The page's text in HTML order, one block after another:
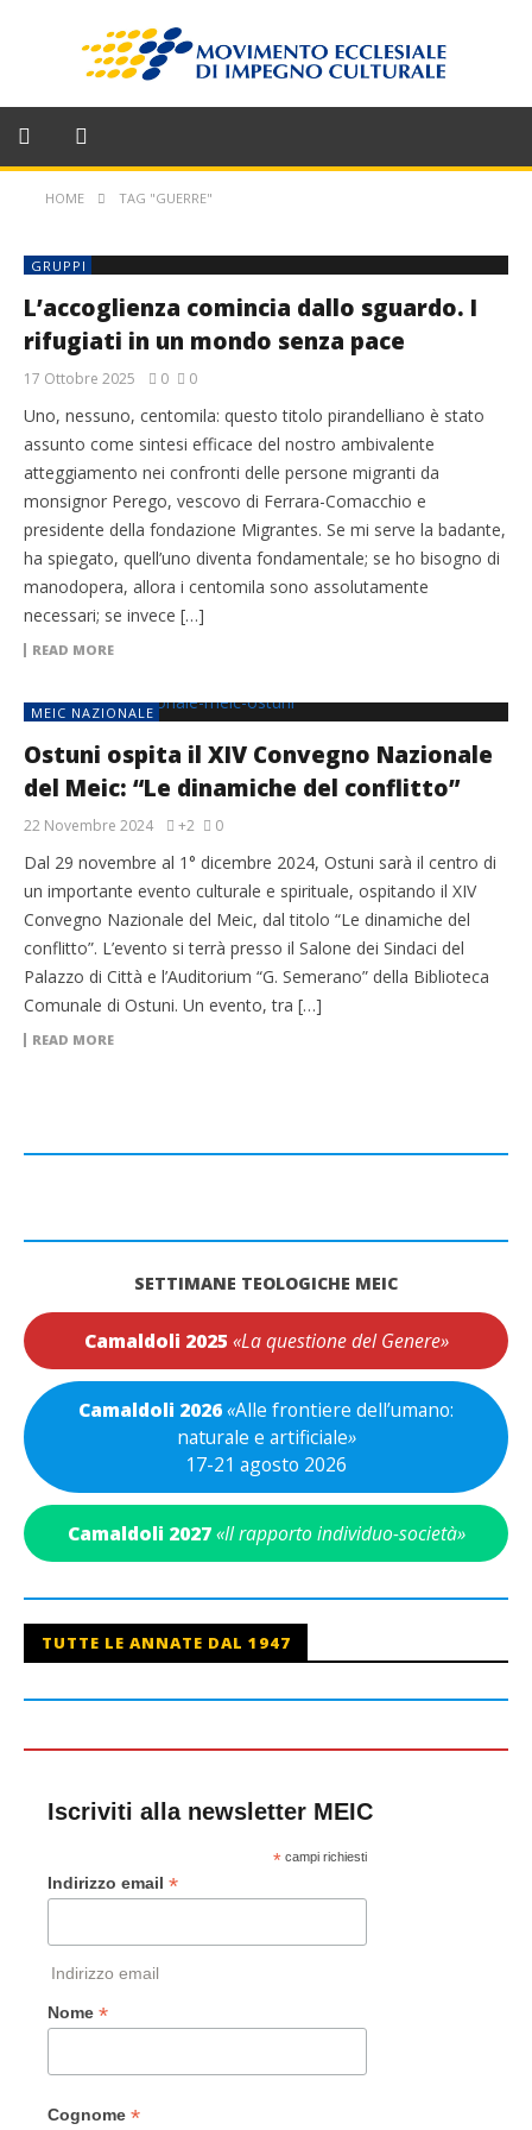
HOME TAG "GUERRE"
GRUPPI
L’accoglienza comincia dallo sguardo. I
rifugiati in un mondo senza pace
17 Ottobre 2025 0 0
Uno, nessuno, centomila: questo titolo pirandelliano è stato
assunto come sintesi efficace del nostro ambivalente
atteggiamento nei confronti delle persone migranti da
monsignor Perego, vescovo di Ferrara-Comacchio e
presidente della fondazione Migrantes. Se mi serve la badante,
ha spiegato, quell’uno diventa fondamentale; se ho bisogno di
manodopera, allora i centomila sono assolutamente
necessari; se invece […]
READ MORE
MEIC NAZIONALE
Ostuni ospita il XIV Convegno Nazionale
del Meic: “Le dinamiche del conflitto”
22 Novembre 2024 +2 0
Dal 29 novembre al 1° dicembre 2024, Ostuni sarà il centro di
un importante evento culturale e spirituale, ospitando il XIV
Convegno Nazionale del Meic, dal titolo “Le dinamiche del
conflitto”. L’evento si terrà presso il Salone dei Sindaci del
Palazzo di Città e l’Auditorium “G. Semerano” della Biblioteca
Comunale di Ostuni. Un evento, tra […]
READ MORE
SETTIMANE TEOLOGICHE MEIC
Camaldoli 2025 «La questione del Genere»
Camaldoli 2026«Alle frontiere dell’umano:
naturale e artificiale»
17-21 agosto 2026
Camaldoli 2027 «Il rapporto individuo-società»
TUTTE LE ANNATE DAL 1947
Iscriviti alla newsletter MEIC
*campi richiesti
Indirizzo email *
Indirizzo email
Nome *
Cognome *